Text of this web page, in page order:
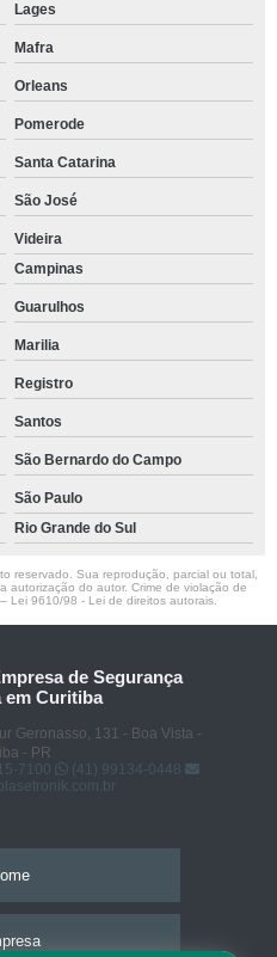
Lages
Mafra
Orleans
Pomerode
Santa Catarina
São José
Videira
Campinas
Guarulhos
Marilia
Registro
Santos
São Bernardo do Campo
São Paulo
Rio Grande do Sul
reservado. Sua reprodução, parcial ou total,
autorização do autor. Crime de violação de
Lei 9610/98 - Lei de direitos autorais
de Segurança
em Curitiba
Geronasso, 131 - Boa Vista -
- PR
7100
(41) 99134-0448